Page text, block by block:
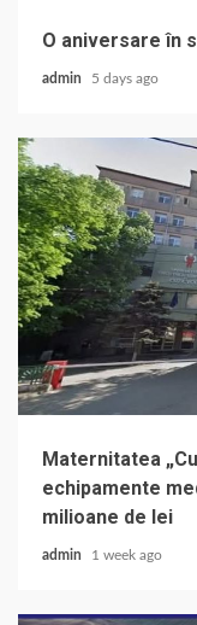
O aniversare în
admin 5 days ago
Maternitatea
echipamente
milioane de lei
admin 1 week ago